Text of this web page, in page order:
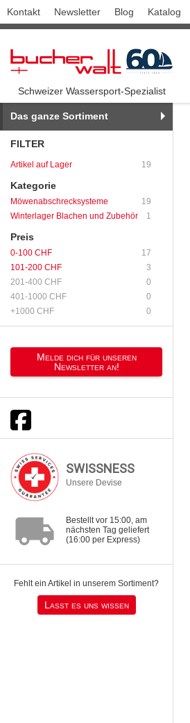
Kontakt Newsletter Blog Katalog
Schweizer Wassersport-Spezialist
Das ganze Sortiment
FILTER
Artikel auf Lager 19
Kategorie
Möwenabschrecksysteme
19
Winterlager Blachen und Zubehör
1
Preis
0-100 CHF
17
101-200 CHF
3
201-400 CHF
0
401-1000 CHF
0
+1000 CHF
0
Melde dich für unseren
Newsletter an!
SWISSNESS
Unsere Devise
local_shipping
Bestellt vor 15:00, am
nächsten Tag geliefert
(16:00 per Express)
Fehlt ein Artikel in unserem Sortiment?
Lasst es uns wissen